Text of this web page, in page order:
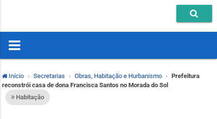
Início Secretarias Obras, Habitação e Hurbanismo
Prefeitura
reconstrói casa de dona Francisca Santos no Morada do Sol
Habitação